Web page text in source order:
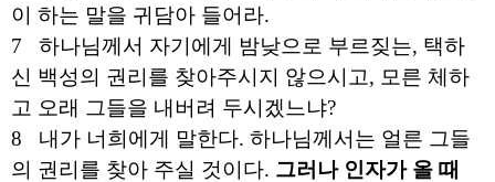
이 하는 말을 귀담아 들어라.
7 하나님께서 자기에게 밤낮으로 부르짖는, 택하
신 백성의 권리를 찾아주시지 않으시고, 모른 체하
고 오래 그들을 내버려 두시겠느냐?
8 내가 너희에게 말한다. 하나님께서는 얼른 그들
의 권리를 찾아 주실 것이다. 그러나 인자가 올 때